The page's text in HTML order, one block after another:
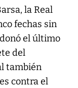
la Real
fechas sin
el último
del
también
contra el